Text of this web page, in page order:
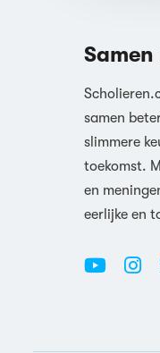
samen
slimmere
toekomst.
en
eerlijke en